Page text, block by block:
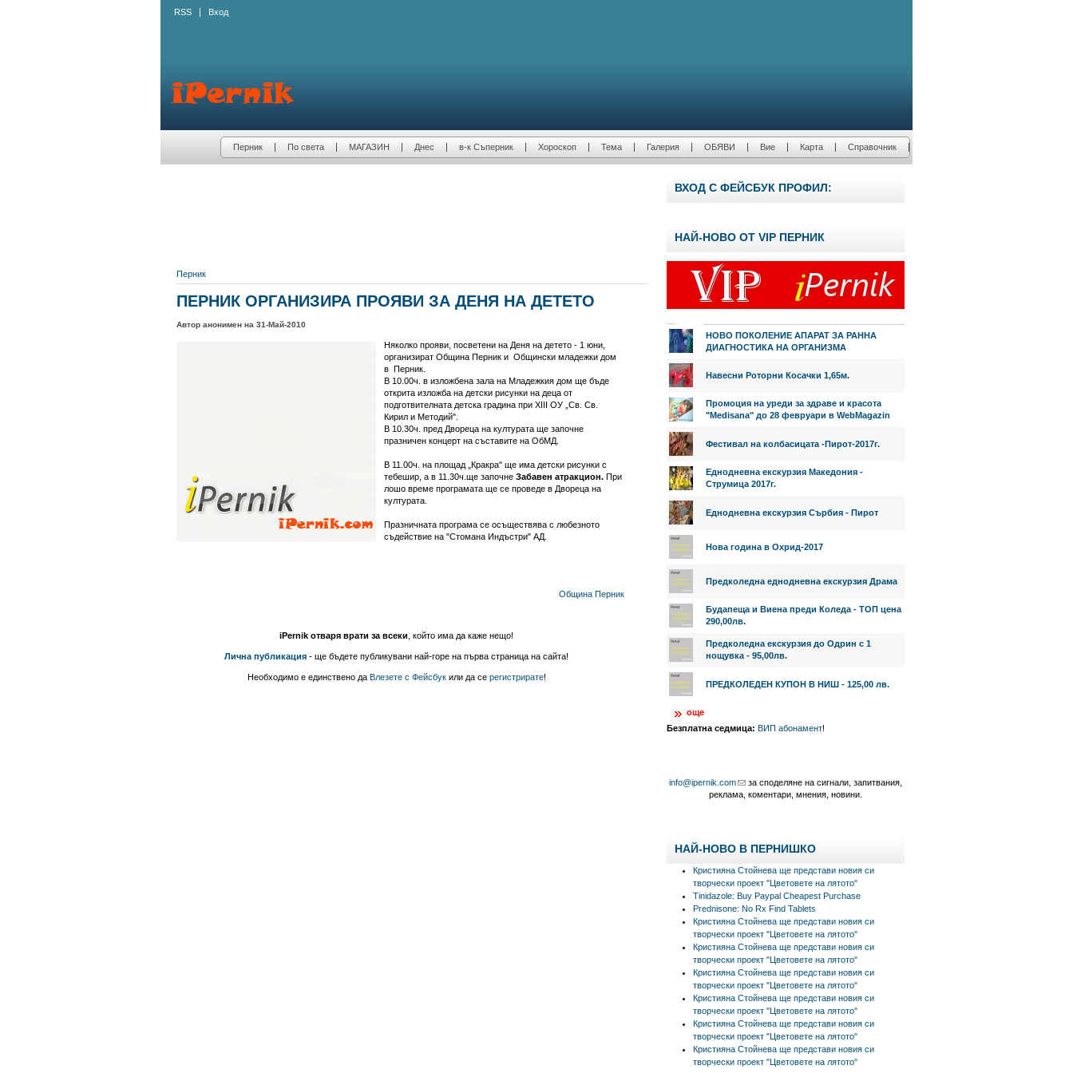
RSS Вход
Перник По света МАГАЗИН Днес в-к Съперник Хороскоп Тема Галерия ОБЯВИ Вие Карта Справочник
Перник
ПЕРНИК ОРГАНИЗИРА ПРОЯВИ ЗА ДЕНЯ НА ДЕТЕТО
Автор анонимен на 31-Май-2010
Няколко прояви, посветени на Деня на детето - 1 юни,
организират Община Перник и Общински младежки дом
в Перник.
В 10.00ч. в изложбена зала на Младежкия дом ще бъде
открита изложба на детски рисунки на деца от
подготвителната детска градина при ХІІІ ОУ „Св. Св.
Кирил и Методий".
В 10.30ч. пред Двореца на културата ще започне
празничен концерт на съставите на ОбМД.
В 11.00ч. на площад „Кракра" ще има детски рисунки с
тебешир, а в 11.30ч.ще започне Забавен атракцион. При
лошо време програмата ще се проведе в Двореца на
културата.
Празничната програма се осъществява с любезното
съдействие на "Стомана Индъстри" АД.
Община Перник
iPernik отваря врати за всеки , който има да каже нещо!
Лична публикация - ще бъдете публикувани най-горе на първа страница на сайта!
Необходимо е единствено да Влезете с Фейсбукили да се регистрирате!
ВХОД С ФЕЙСБУК ПРОФИЛ:
НАЙ-НОВО ОТ VIP ПЕРНИК
НОВО ПОКОЛЕНИЕ АПАРАТ ЗА РАННА
ДИАГНОСТИКА НА ОРГАНИЗМА
Навесни Роторни Косачки 1,65м.
Промоция на уреди за здраве и красота
"Medisana" до 28 февруари в WebMagazin
Фестивал на колбасицата -Пирот-2017г.
Еднодневна екскурзия Македония -
Струмица 2017г.
Еднодневна екскурзия Сърбия - Пирот
Нова година в Охрид-2017
Предколедна еднодневна екскурзия Драма
Будапеща и Виена преди Коледа - ТОП цена
290,00лв.
Предколедна екскурзия до Одрин с 1
нощувка - 95,00лв.
ПРЕДКОЛЕДЕН КУПОН В НИШ - 125,00 лв.
още
Безплатна седмица: ВИП абонамент!
info@ipernik.com
за споделяне на сигнали, запитвания,
реклама, коментари, мнения, новини.
НАЙ-НОВО В ПЕРНИШКО
Кристияна Стойнева ще представи новия си
творчески проект "Цветовете на лятото"
Tinidazole: Buy Paypal Cheapest Purchase
Prednisone: No Rx Find Tablets
Кристияна Стойнева ще представи новия си
творчески проект "Цветовете на лятото"
Кристияна Стойнева ще представи новия си
творчески проект "Цветовете на лятото"
Кристияна Стойнева ще представи новия си
творчески проект "Цветовете на лятото"
Кристияна Стойнева ще представи новия си
творчески проект "Цветовете на лятото"
Кристияна Стойнева ще представи новия си
творчески проект "Цветовете на лятото"
Кристияна Стойнева ще представи новия си
творчески проект "Цветовете на лятото"